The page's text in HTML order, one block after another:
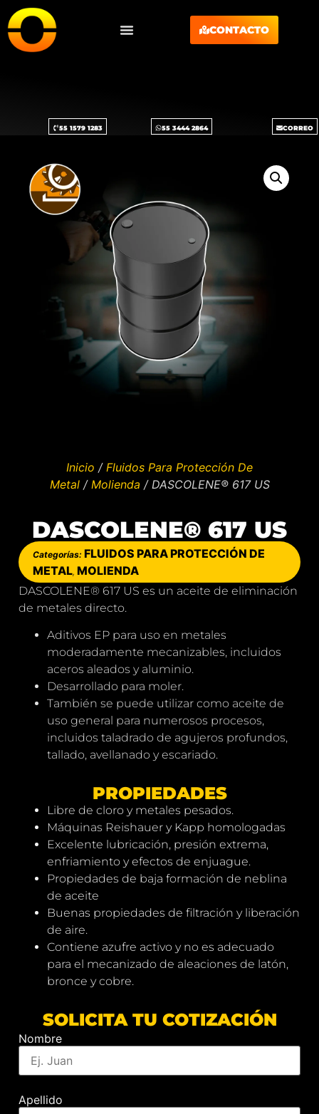
CONTACTO
55 1579 1283 55 3444 2864 CORREO
Inicio / Fluidos Para Protección De
Metal/ Molienda / DASCOLENE® 617 US
DASCOLENE® 617 US
Categorías: FLUIDOS PARA PROTECCIÓN DE
METAL, MOLIENDA
DASCOLENE® 617 US es un aceite de eliminación
de metales directo.
Aditivos EP para uso en metales
moderadamente mecanizables, incluidos
aceros aleados y aluminio.
Desarrollado para moler.
También se puede utilizar como aceite de
uso general para numerosos procesos,
incluidos taladrado de agujeros profundos,
tallado, avellanado y escariado.
PROPIEDADES
Libre de cloro y metales pesados.
Máquinas Reishauer y Kapp homologadas
Excelente lubricación, presión extrema,
enfriamiento y efectos de enjuague.
Propiedades de baja formación de neblina
de aceite
Buenas propiedades de filtración y liberación
de aire.
Contiene azufre activo y no es adecuado
para el mecanizado de aleaciones de latón,
bronce y cobre.
SOLICITA TU COTIZACIÓN
Nombre
Apellido